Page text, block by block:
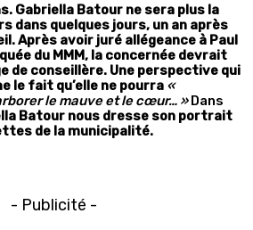
Gabriella Batour ne sera plus la
dans quelques jours, un an après
Après avoir juré allégeance à Paul
du MMM, la concernée devrait
de conseillère. Une perspective qui
le fait qu’elle ne pourra «
le mauve et le cœur… » Dans
Batour nous dresse son portrait
de la municipalité.
- Publicité -